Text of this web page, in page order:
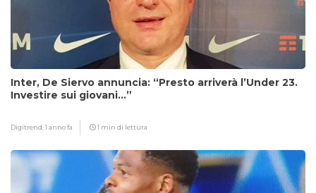
Inter, De Siervo annuncia: “Presto arriverà l’Under 23.
Investire sui giovani…”
Digitrend,1 anno fa 1 min di lettura